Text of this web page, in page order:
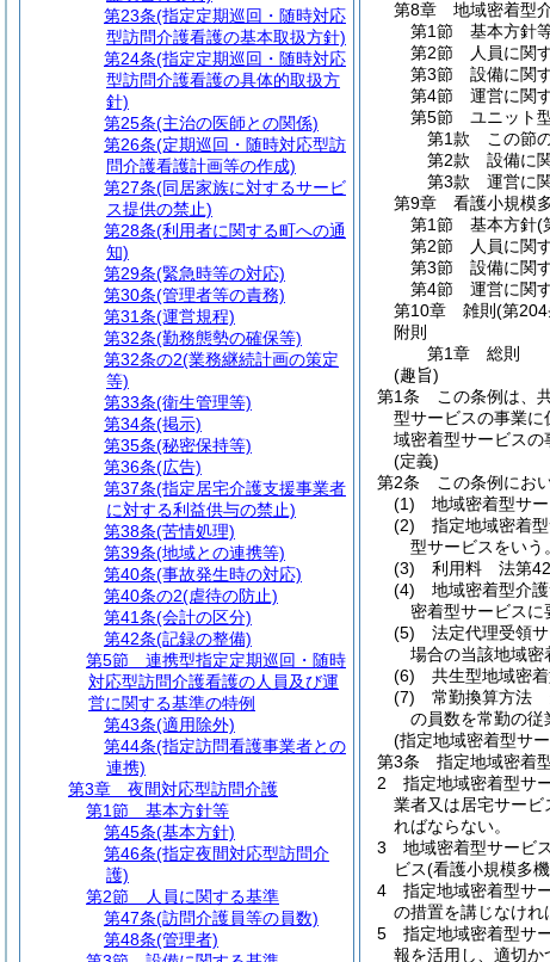
第8章
地域密着型
第1節
基本方針
第2節
人員に関
第3節
設備に関
第4節
運営に関
第5節
ユニット
第1款
この節
第2款
設備に
第3款
運営に
第9章
看護小規模
第1節
基本方針(
第2節
人員に関
第3節
設備に関
第4節
運営に関
第10章
雑則 (第204
附則
第1章
総則
(趣旨)
第1条
この条例は、
型サービスの事業
域密着型サービスの
(定義)
第2条
この条例にお
(1)
地域密着型サ
(2)
指定地域密着
型サービスをいう。
(3)
利用料 法第42
(4)
地域密着型介
密着型サービス
(5)
法定代理受領
場合の当該地域密
(6)
共生型地域密
(7)
常勤換算方法
の員数を常勤の従
(指定地域密着型サ
第3条
指定地域密着
2
指定地域密着型サ
業者又は居宅サービ
ればならない。
3
地域密着型サービ
ビス(看護小規模多
4
指定地域密着型サ
の措置を講じなけれ
5
指定地域密着型サ
報を活用し、適切か
第23条(指定定期巡回・随時対応
型訪問介護看護の基本取扱方針)
第24条(指定定期巡回・随時対応
型訪問介護看護の具体的取扱方
針)
第25条(主治の医師との関係)
第26条(定期巡回・随時対応型訪
問介護看護計画等の作成)
第27条(同居家族に対するサービ
ス提供の禁止)
第28条(利用者に関する町への通
知)
第29条(緊急時等の対応)
第30条(管理者等の責務)
第31条(運営規程)
第32条(勤務態勢の確保等)
第32条の2(業務継続計画の策定
等)
第33条(衛生管理等)
第34条(掲示)
第35条(秘密保持等)
第36条(広告)
第37条(指定居宅介護支援事業者
に対する利益供与の禁止)
第38条(苦情処理)
第39条(地域との連携等)
第40条(事故発生時の対応)
第40条の2(虐待の防止)
第41条(会計の区分)
第42条(記録の整備)
第5節
連携型指定定期巡回・随時
対応型訪問介護看護の人員及び運
営に関する基準の特例
第43条(適用除外)
第44条(指定訪問看護事業者との
連携)
第3章
夜間対応型訪問介護
第1節
基本方針等
第45条(基本方針)
第46条(指定夜間対応型訪問介
護)
第2節
人員に関する基準
第47条(訪問介護員等の員数)
第48条(管理者)